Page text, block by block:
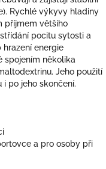
Rychlé výkyvy hladiny
příjmem většího
pocitu sytosti a
energie
spojením několika
Jeho použití
po jeho skončení.
a pro osoby při